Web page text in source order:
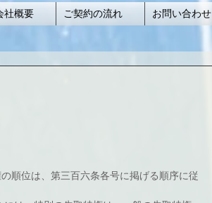
社概要 ご契約の流れ お問い合わせ
順位は、第三百六条各号に掲げる順序に従